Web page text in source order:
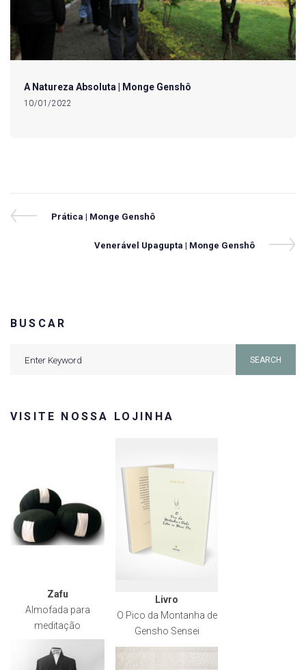
A Natureza Absoluta | Monge Genshô
10/01/2022
Navegação
Previous
Prática | Monge Genshô
Next
Venerável Upagupta | Monge Genshô
BUSCAR
SEARCH
VISITE NOSSA LOJINHA
Zafu
Almofada para
meditação
Livro
O Pico da Montanha de
Gensho Sensei